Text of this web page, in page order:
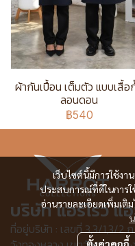
ผ้ากันเปื้อน เต็มตัว แบบเสื้อ
ลอนดอน
฿540
เว็บไซต์นี้มีการใช้ง
ประสบการณ์ที่ดีในการใ
อ่านรายละเอียดเพิ่มเติ
ตั้งค่าคุกกี้
บริษัท แอร์โรว์
ที่อยู่บริษัท : เลขที่ 3,3/1,3/2